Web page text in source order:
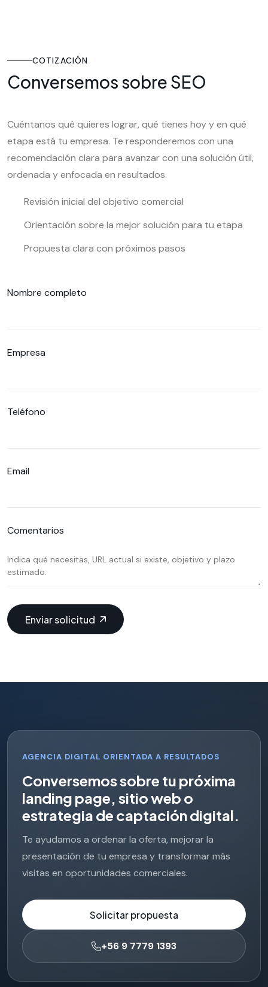
COTIZACIÓN
Conversemos sobre SEO
Cuéntanos qué quieres lograr, qué tienes hoy y en qué
etapa está tu empresa. Te responderemos con una
recomendación clara para avanzar con una solución útil,
ordenada y enfocada en resultados.
Revisión inicial del objetivo comercial
Orientación sobre la mejor solución para tu etapa
Propuesta clara con próximos pasos
Nombre completo
Empresa
Teléfono
Email
Comentarios
Enviar solicitud
AGENCIA DIGITAL ORIENTADA A RESULTADOS
Conversemossobre tu próxima
landing page, sitioweb o
estrategia de captacióndigital.
Te ayudamos a ordenar la oferta, mejorar la
presentación de tu empresa y transformar más
visitas en oportunidades comerciales.
Solicitar propuesta
+56 9 7779 1393